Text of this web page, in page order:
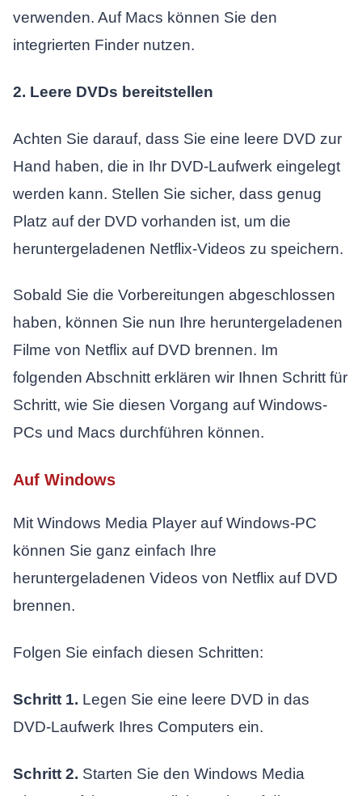
verwenden. Auf Macs können Sie den
integrierten Finder nutzen.
2. Leere DVDs bereitstellen
Achten Sie darauf, dass Sie eine leere DVD zur
Hand haben, die in Ihr DVD-Laufwerk eingelegt
werden kann. Stellen Sie sicher, dass genug
Platz auf der DVD vorhanden ist, um die
heruntergeladenen Netflix-Videos zu speichern.
Sobald Sie die Vorbereitungen abgeschlossen
haben, können Sie nun Ihre heruntergeladenen
Filme von Netflix auf DVD brennen. Im
folgenden Abschnitt erklären wir Ihnen Schritt für
Schritt, wie Sie diesen Vorgang auf Windows-
PCs und Macs durchführen können.
Auf Windows
Mit Windows Media Player auf Windows-PC
können Sie ganz einfach Ihre
heruntergeladenen Videos von Netflix auf DVD
brennen.
Folgen Sie einfach diesen Schritten:
Schritt 1. Legen Sie eine leere DVD in das
DVD-Laufwerk Ihres Computers ein.
Schritt 2. Starten Sie den Windows Media